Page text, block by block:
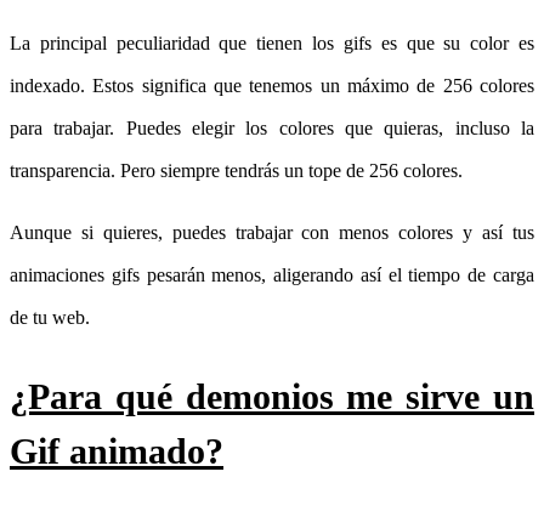
La principal peculiaridad que tienen los gifs es que su color es
indexado. Estos significa que tenemos un máximo de 256 colores
para trabajar. Puedes elegir los colores que quieras, incluso la
transparencia. Pero siempre tendrás un tope de 256 colores.
Aunque si quieres, puedes trabajar con menos colores y así tus
animaciones gifs pesarán menos, aligerando así el tiempo de carga
de tu web.
¿Para qué demonios me sirve un
Gif animado?